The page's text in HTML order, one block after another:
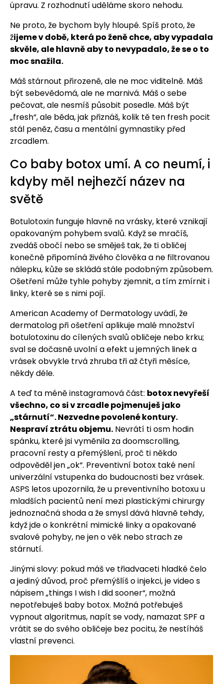
úpravu. Z rozhodnutí uděláme skoro nehodu.
Ne proto, že bychom byly hloupé. Spíš proto, že
žijeme v době, která po ženě chce, aby vypadala
skvěle, ale hlavně aby to nevypadalo, že se o to
moc snažila.
Máš stárnout přirozeně, ale ne moc viditelně. Máš
být sebevědomá, ale ne marnivá. Máš o sebe
pečovat, ale nesmíš působit posedle. Máš být
„fresh“, ale běda, jak přiznáš, kolik tě ten fresh pocit
stál peněz, času a mentální gymnastiky před
zrcadlem.
Co baby botox umí. A co neumí, i
kdyby měl nejhezčí název na
světě
Botulotoxin funguje hlavně na vrásky, které vznikají
opakovaným pohybem svalů. Když se mračíš,
zvedáš obočí nebo se směješ tak, že ti obličej
konečně připomíná živého člověka a ne filtrovanou
nálepku, kůže se skládá stále podobným způsobem.
Ošetření může tyhle pohyby zjemnit, a tím zmírnit i
linky, které se s nimi pojí.
American Academy of Dermatology uvádí, že
dermatolog při ošetření aplikuje malé množství
botulotoxinu do cílených svalů obličeje nebo krku;
sval se dočasně uvolní a efekt u jemných linek a
vrásek obvykle trvá zhruba tři až čtyři měsíce,
někdy déle.
A teď ta méně instagramová část: botox nevyřeší
všechno, co si v zrcadle pojmenuješ jako
„stárnutí“. Nezvedne povolené kontury.
Nespraví ztrátu objemu. Nevrátí ti osm hodin
spánku, které jsi vyměnila za doomscrolling,
pracovní resty a přemýšlení, proč ti někdo
odpověděl jen „ok“. Preventivní botox také není
univerzální vstupenka do budoucnosti bez vrásek.
ASPS letos upozornila, že u preventivního botoxu u
mladších pacientů není mezi plastickými chirurgy
jednoznačná shoda a že smysl dává hlavně tehdy,
když jde o konkrétní mimické linky a opakované
svalové pohyby, ne jen o věk nebo strach ze
stárnutí.
Jinými slovy: pokud máš ve třiadvaceti hladké čelo
a jediný důvod, proč přemýšlíš o injekci, je video s
nápisem „things I wish I did sooner“, možná
nepotřebuješ baby botox. Možná potřebuješ
vypnout algoritmus, napít se vody, namazat SPF a
vrátit se do svého obličeje bez pocitu, že nestíháš
vlastní prevenci.